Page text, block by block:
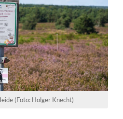
(Foto: Holger Knecht)